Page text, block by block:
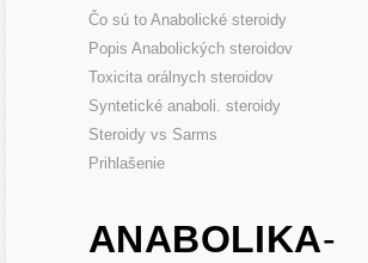
Čo sú to Anabolické steroidy
Popis Anabolických steroidov
Toxicita orálnych steroidov
Syntetické anaboli. steroidy
Steroidy vs Sarms
Prihlašenie
ANABOLIKA-